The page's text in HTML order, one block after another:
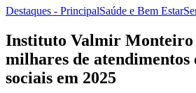
Destaques - PrincipalSaúde e Bem Estar
Instituto Valmir Monteiro
milhares de atendimentos
sociais em 2025